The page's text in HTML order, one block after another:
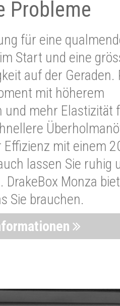
Probleme
für eine
Start und eine
auf der Geraden.
mit höherem
und mehr Elastizität
mit einem
lassen Sie ruhig
Monza
Sie brauchen.